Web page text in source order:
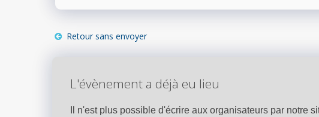
Retour sans envoyer
L'évènement a déjà eu lieu
Il n'est plus possible d'écrire aux organisateurs par notre